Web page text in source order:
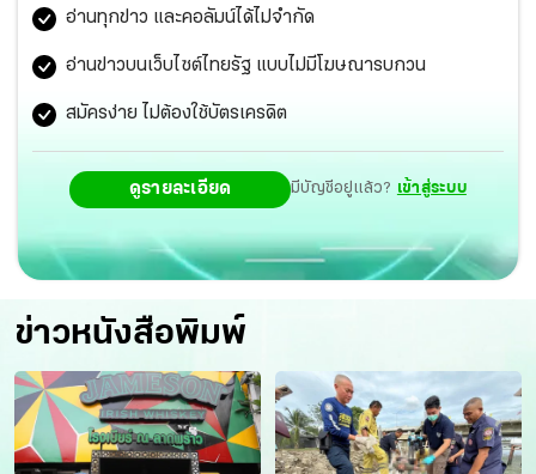
ชม. คาดสาเหตุเกิดจากไฟฟ้าลัดวงจร
อ่านทุกข่าว และคอลัมน์ได้ไม่จำกัด
อ่านข่าวบนเว็บไซต์ไทยรัฐ แบบไม่มีโฆษณารบกวน
สมัครง่าย ไม่ต้องใช้บัตรเครดิต
ดูรายละเอียด มีบัญชีอยู่แล้ว? เข้าสู่ระบบ
ข่าวหนังสือพิมพ์